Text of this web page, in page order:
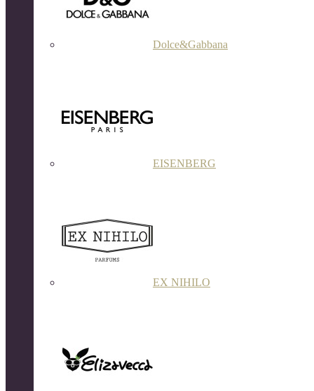
Dolce&Gabbana
EISENBERG
EX NIHILO